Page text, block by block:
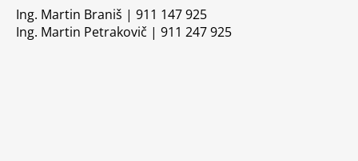
Ing. Martin Braniš | 911 147 925
Ing. Martin Petrakovič | 911 247 925